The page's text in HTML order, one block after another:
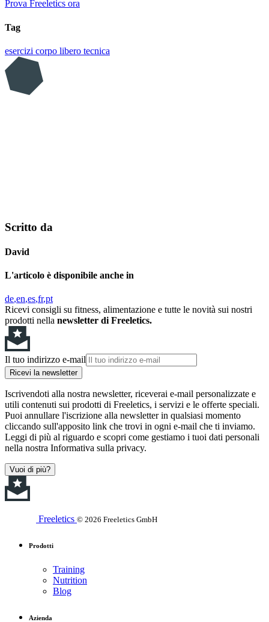
Prova Freeletics ora
Tag
esercizi corpo libero tecnica
Scritto da
David
L'articolo è disponibile anche in
de en es fr pt
Ricevi consigli su fitness, alimentazione e tutte le novità sui nostri
prodotti nella newsletter di Freeletics.
Il tuo indirizzo e-mail
Ricevi la newsletter
Iscrivendoti alla nostra newsletter, riceverai e-mail personalizzate e
utili contenuti sui prodotti di Freeletics, i servizi e le offerte speciali.
Puoi annullare l'iscrizione alla newsletter in qualsiasi momento
cliccando sull'apposito link che trovi in ogni e-mail che ti inviamo.
Leggi di più al riguardo e scopri come gestiamo i tuoi dati personali
nella nostra Informativa sulla privacy.
Vuoi di più?
Freeletics © 2026 Freeletics GmbH
Prodotti
Training
Nutrition
Blog
Azienda